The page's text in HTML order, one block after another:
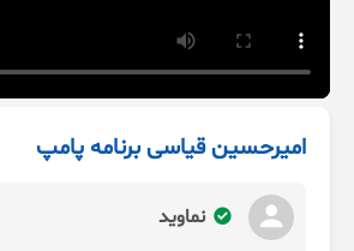
امیرحسین قیاسی برنامه پامپ
نماوید